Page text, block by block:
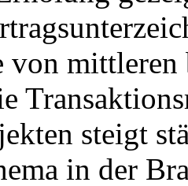
von
steigt
in der